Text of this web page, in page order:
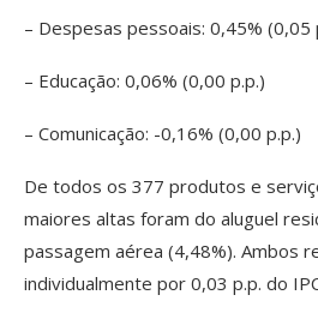
– Despesas pessoais: 0,45% (0,05
– Educação: 0,06% (0,00 p.p.)
– Comunicação: -0,16% (0,00 p.p.)
De todos os 377 produtos e
maiores altas foram do aluguel
passagem aérea (4,48%). Ambos
individualmente por 0,03 p.p. do